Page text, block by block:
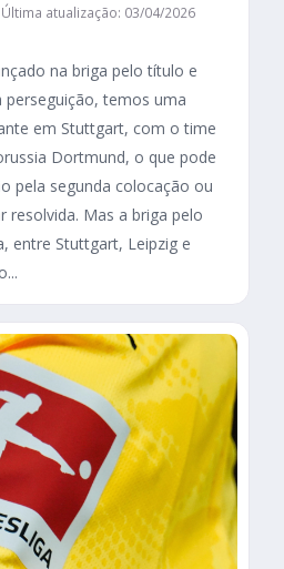
Última atualização: 03/04/2026
na briga pelo título e
perseguição, temos uma
em Stuttgart, com o time
Dortmund, o que pode
pela segunda colocação ou
resolvida. Mas a briga pelo
entre Stuttgart, Leipzig e